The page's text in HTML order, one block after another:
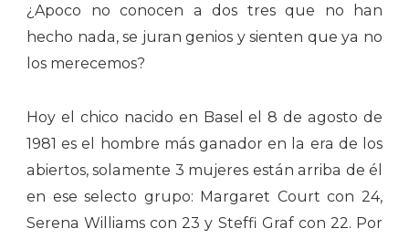
¿Apoco no conocen a dos tres que no han
hecho nada, se juran genios y sienten que ya no
los merecemos?
Hoy el chico nacido en Basel el 8 de agosto de
1981 es el hombre más ganador en la era de los
abiertos, solamente 3 mujeres están arriba de él
en ese selecto grupo: Margaret Court con 24,
Serena Williams con 23 y Steffi Graf con 22. Por